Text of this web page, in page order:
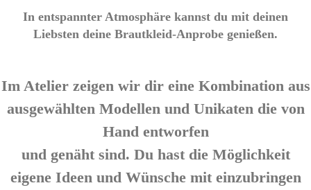
In entspannter Atmosphäre kannst du mit deinen
Liebsten deine Brautkleid-Anprobe genießen.
Im Atelier zeigen wir dir eine Kombination aus
ausgewählten Modellen und Unikaten die von
Hand entworfen
und genäht sind. Du hast die Möglichkeit
eigene Ideen und Wünsche mit einzubringen